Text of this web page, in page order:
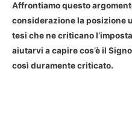
Affrontiamo questo
considerazione la posizione
tesi che ne criticano
aiutarvi a capire cos’è il
così duramente criticato.